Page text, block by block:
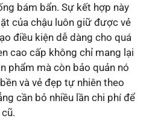
bám bẩn. Sự kết hợp này
của chậu luôn giữ được vẻ
điều kiện dễ dàng cho quá
cao cấp không chỉ mang lại
phẩm mà còn bảo quản nó
và vẻ đẹp tự nhiên theo
cần bỏ nhiều lần chi phí để